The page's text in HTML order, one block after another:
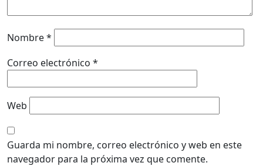
Nombre*
Correo electrónico *
Web
Guarda mi nombre, correo electrónico y web en este
navegador para la próxima vez que comente.